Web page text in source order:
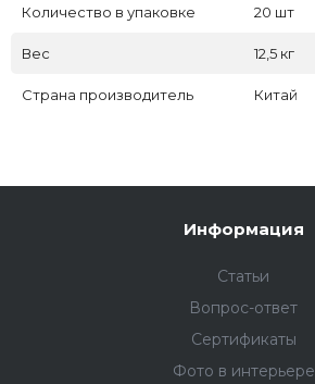
Количество в упаковке 20 шт
Вес 12,5 кг
Страна производитель Китай
Информация
Статьи
Вопрос-ответ
Сертификаты
Фото в интерьере